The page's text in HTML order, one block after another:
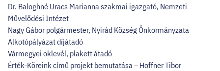
Dr. Baloghné Uracs Marianna szakmai igazgató, Nemzeti
Művelődési Intézet
Nagy Gábor polgármester, Nyirád Község Önkormányzata
Alkotópályázat díjátadó
Vármegyei oklevél, plakett átadó
Érték-Köreink című projekt bemutatása – Hoffner Tibor